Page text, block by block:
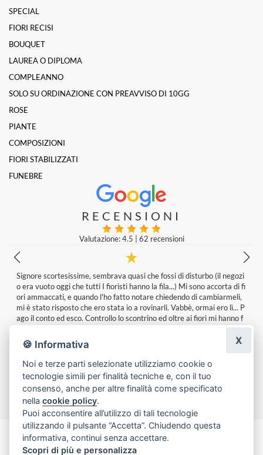
SPECIAL
FIORI RECISI
BOUQUET
LAUREA O DIPLOMA
COMPLEANNO
SOLO SU ORDINAZIONE CON PREAVVISO DI 10GG
ROSE
PIANTE
COMPOSIZIONI
FIORI STABILIZZATI
FUNEBRE
RECENSIONI
Valutazione: 4.5 62 recensioni
Ho fatto confezionare tre bouquet di fiori indirizzati a tre persone div
erse . In negozio ho chiesto fiori freschi e non ho fatto questioni di pre
zzo chiedendo chiarimenti in particolare sulle rose che non mi sembra
vano fresche.. Di tre mazzi nessuno ha fatto una buona riuscita. Il gio
rno successivo alla consegna, nonostante le premure dei destinatari,
Lascia una recensione
Made with byInfoser.it- Realizzazione Siti ecommerce per Fioristi
2026
🍪 Informativa
Noi e terze parti selezionate utilizziamo cookie o
tecnologie simili per finalità tecniche e, con il tuo
consenso, anche per altre finalità come specificato
nellacookie policy.
Puoi acconsentire all’utilizzo di tali tecnologie
utilizzando il pulsante “Accetta”. Chiudendo questa
informativa, continui senza accettare.
Scopri di più e personalizza
X